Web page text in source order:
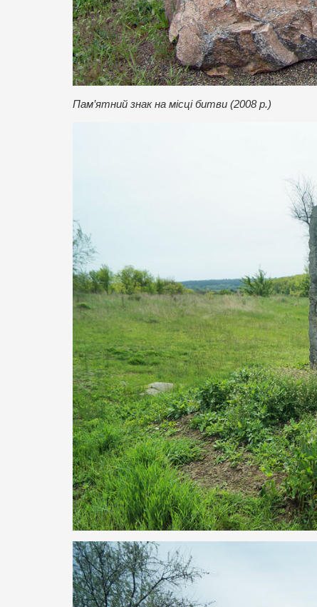
Пам’ятний знак на місці битви (2008 р.)